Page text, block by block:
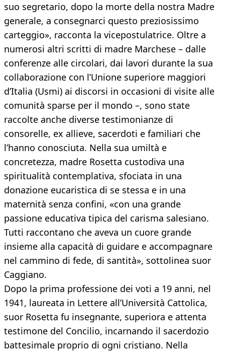
suo segretario, dopo la morte della nostra Madre
generale, a consegnarci questo preziosissimo
carteggio», racconta la vicepostulatrice. Oltre a
numerosi altri scritti di madre Marchese – dalle
conferenze alle circolari, dai lavori durante la sua
collaborazione con l’Unione superiore maggiori
d’Italia (Usmi) ai discorsi in occasioni di visite alle
comunità sparse per il mondo –, sono state
raccolte anche diverse testimonianze di
consorelle, ex allieve, sacerdoti e familiari che
l’hanno conosciuta. Nella sua umiltà e
concretezza, madre Rosetta custodiva una
spiritualità contemplativa, sfociata in una
donazione eucaristica di se stessa e in una
maternità senza confini, «con una grande
passione educativa tipica del carisma salesiano.
Tutti raccontano che aveva un cuore grande
insieme alla capacità di guidare e accompagnare
nel cammino di fede, di santità», sottolinea suor
Caggiano.
Dopo la prima professione dei voti a 19 anni, nel
1941, laureata in Lettere all’Università Cattolica,
suor Rosetta fu insegnante, superiora e attenta
testimone del Concilio, incarnando il sacerdozio
battesimale proprio di ogni cristiano. Nella